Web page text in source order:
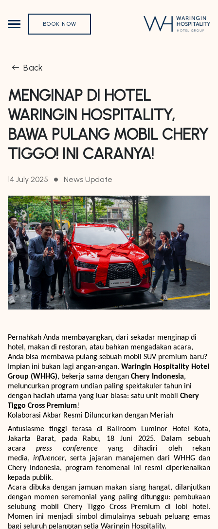
BOOK NOW
Back
MENGINAP DI HOTEL
WARINGIN HOSPITALITY,
BAWA PULANG MOBIL CHERY
TIGGO! INI CARANYA!
14 July 2025 News Update
Pernahkah Anda membayangkan, dari sekadar menginap di
hotel, makan di restoran, atau bahkan mengadakan acara,
Anda bisa membawa pulang sebuah mobil SUV premium baru?
Impian ini bukan lagi angan-angan. Waringin Hospitality Hotel
Group (WHHG), bekerja sama dengan Chery Indonesia,
meluncurkan program undian paling spektakuler tahun ini
dengan hadiah utama yang luar biasa: satu unit mobil Chery
Tiggo Cross Premium!
Kolaborasi Akbar Resmi Diluncurkan dengan Meriah
Antusiasme tinggi terasa di Ballroom Luminor Hotel Kota,
Jakarta Barat, pada Rabu, 18 Juni 2025. Dalam sebuah
acara
press conference
yang dihadiri oleh rekan
media, influencer, serta jajaran manajemen dari WHHG dan
Chery Indonesia, program fenomenal ini resmi diperkenalkan
kepada publik.
Acara dibuka dengan jamuan makan siang hangat, dilanjutkan
dengan momen seremonial yang paling ditunggu: pembukaan
selubung mobil Chery Tiggo Cross Premium di lobi hotel.
Momen ini menjadi simbol dimulainya sebuah peluang emas
bagi seluruh pelanggan setia Waringin Hospitality.